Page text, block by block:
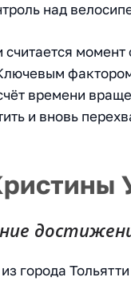
над
времени
и вновь
города